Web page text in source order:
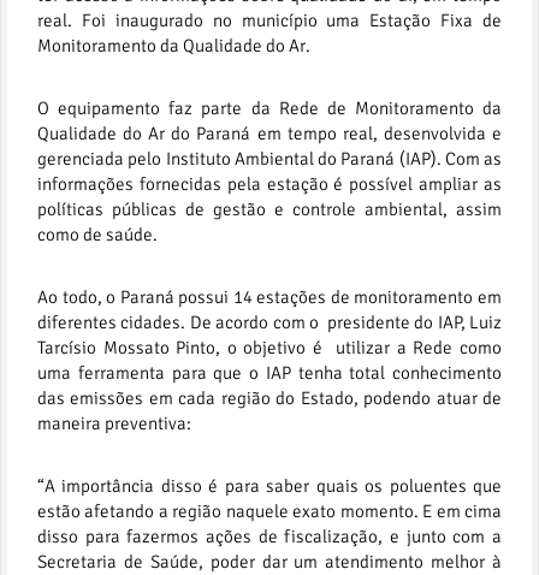
real. Foi inaugurado no município uma Estação Fixa de
Monitoramento da Qualidade do Ar.
O equipamento faz parte da Rede de Monitoramento da
Qualidade do Ar do Paraná em tempo real, desenvolvida e
gerenciada pelo Instituto Ambiental do Paraná (IAP). Com as
informações fornecidas pela estação é possível ampliar as
políticas públicas de gestão e controle ambiental, assim
como de saúde.
Ao todo, o Paraná possui 14 estações de monitoramento em
diferentes cidades. De acordo com o presidente do IAP, Luiz
Tarcísio Mossato Pinto, o objetivo é utilizar a Rede como
uma ferramenta para que o IAP tenha total conhecimento
das emissões em cada região do Estado, podendo atuar de
maneira preventiva:
“A importância disso é para saber quais os poluentes que
estão afetando a região naquele exato momento. E em cima
disso para fazermos ações de fiscalização, e junto com a
Secretaria de Saúde, poder dar um atendimento melhor à